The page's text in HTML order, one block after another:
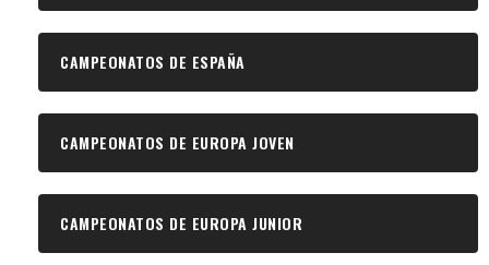
CAMPEONATOS DE ESPAÑA
CAMPEONATOS DE EUROPA JOVEN
CAMPEONATOS DE EUROPA JUNIOR